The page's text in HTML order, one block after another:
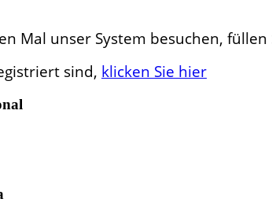
Mal unser System besuchen,
sind, klicken Sie hier